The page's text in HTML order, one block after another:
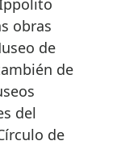
obras
de
de
del
de